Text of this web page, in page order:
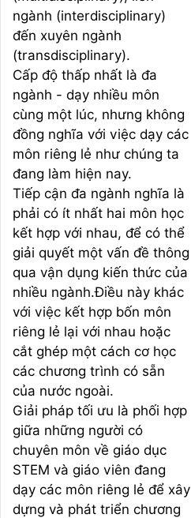
ngành (interdisciplinary)
đến xuyên ngành
(transdisciplinary).
Cấp độ thấp nhất là đa
ngành - dạy nhiều môn
cùng một lúc, nhưng không
đồng nghĩa với việc dạy các
môn riêng lẻ như chúng ta
đang làm hiện nay.
Tiếp cận đa ngành nghĩa là
phải có ít nhất hai môn học
kết hợp với nhau, để có thể
giải quyết một vấn đề thông
qua vận dụng kiến thức của
nhiều ngành.Điều này khác
với việc kết hợp bốn môn
riêng lẻ lại với nhau hoặc
cắt ghép một cách cơ học
các chương trình có sẵn
của nước ngoài.
Giải pháp tối ưu là phối hợp
giữa những người có
chuyên môn về giáo dục
STEM và giáo viên đang
dạy các môn riêng lẻ để xây
dựng và phát triển chương